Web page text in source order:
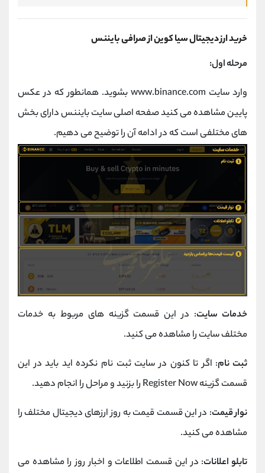
خرید ارز دیجیتال سیا کوین از صرافی بایننس
مرحله اول:
وارد سایت www.binance.com بشوید. همانطور که در عکس
پایین مشاهده می کنید صفحه اصلی سایت بایننس دارای بخش
های مختلفی است که در ادامه آن را توضیح می دهیم.
خدمات سایت: در این قسمت گزینه های مربوط به خدمات
مختلف سایت را مشاهده می کنید.
ثبت نام: اگر تا کنون در سایت ثبت نام نکرده اید باید در این
قسمت گزینه Register Now را بزنید و مراحل را انجام دهید.
نوار قیمت: در این قسمت قیمت به روز ارزهای دیجیتال مختلف را
مشاهده می کنید.
تابلو اعلانات: در این قسمت اطلاعات و اخبار روز را مشاهده می